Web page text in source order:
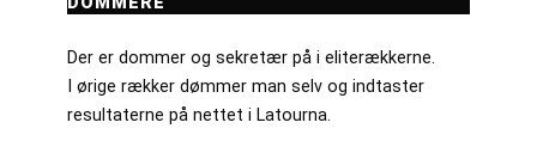
Der er dommer og sekretær på i eliterækkerne.
I ørige rækker dømmer man selv og indtaster
resultaterne på nettet i Latourna.